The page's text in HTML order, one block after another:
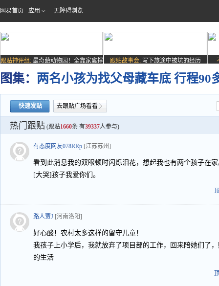
网易首页 应用 无障碍浏览
跟贴神评组: 最奇葩动物园！全靠家禽撑
场子
跟贴故事会: 写下旅途中被坑的经历
图集： 两名小孩为找父母藏车底 行程90
快速发贴 去跟贴广场看看
热门跟贴 (跟贴1660条 有39337人参与)
有态度网友078RRp [江苏苏州]
看到此消息我的双眼顿时闪烁泪花，想起我也有两个孩子在
[大哭]孩子我爱你们。
路人贾J [河南洛阳]
好心酸！农村太多这样的留守儿童！
我孩子上小学后，我就放弃了项目部的工作，回来陪她们了
的生活